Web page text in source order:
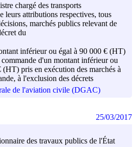
chargé des transports
leurs attributions respectives, tous
marchés publics relevant de
du
inférieur ou égal à 90 000 € (HT)
commande d'un montant inférieur ou
(HT) pris en exécution des marchés à
à l'exclusion des décrets
de l'aviation civile (DGAC)
des travaux publics de l'État
25/03/2017